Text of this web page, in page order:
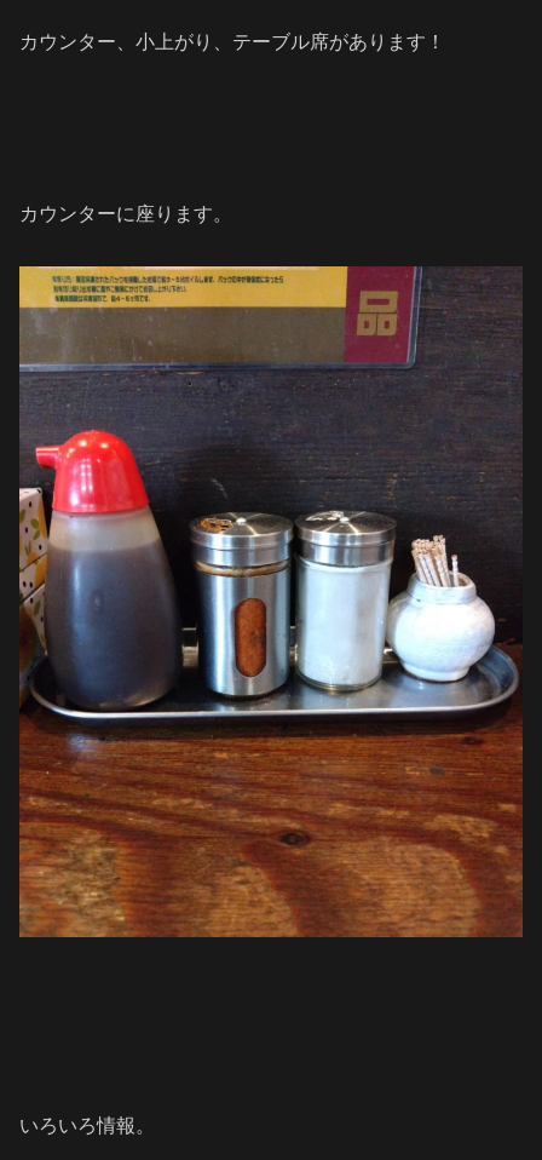
カウンター、小上がり、テーブル席があります！
カウンターに座ります。
いろいろ情報。